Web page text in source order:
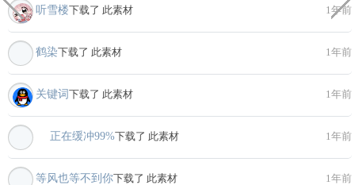
听雪楼下载了 此素材 1年前
鹤染下载了 此素材 1年前
关键词 下载了 此素材 1年前
ゞ 正在缓冲99%下载了 此素材 1年前
等风也等不到你下载了 此素材 1年前